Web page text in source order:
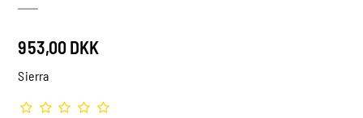
953,00 DKK
Sierra